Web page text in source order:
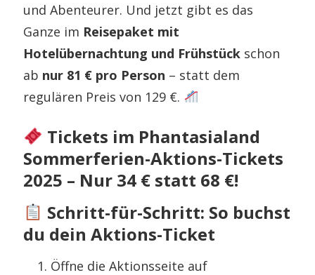
und Abenteurer. Und jetzt gibt es das
Ganze im Reisepaket mit
Hotelübernachtung und Frühstück schon
ab nur 81 € pro Person – statt dem
regulären Preis von 129 €.
Tickets im Phantasialand
Sommerferien-Aktions-Tickets
2025 – Nur 34 € statt 68 €!
Schritt-für-Schritt: So buchst
du dein Aktions-Ticket
Öffne die Aktionsseite auf